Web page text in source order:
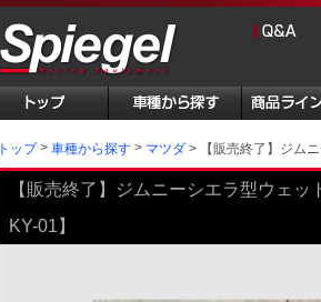
トップ 車種から探す マツダ 【販売終了】ジム
【販売終了】ジムニーシエラ型ウェ
KY-01】